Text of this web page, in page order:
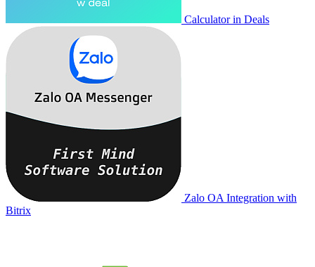
Calculator in Deals
Zalo OA Integration with
Bitrix